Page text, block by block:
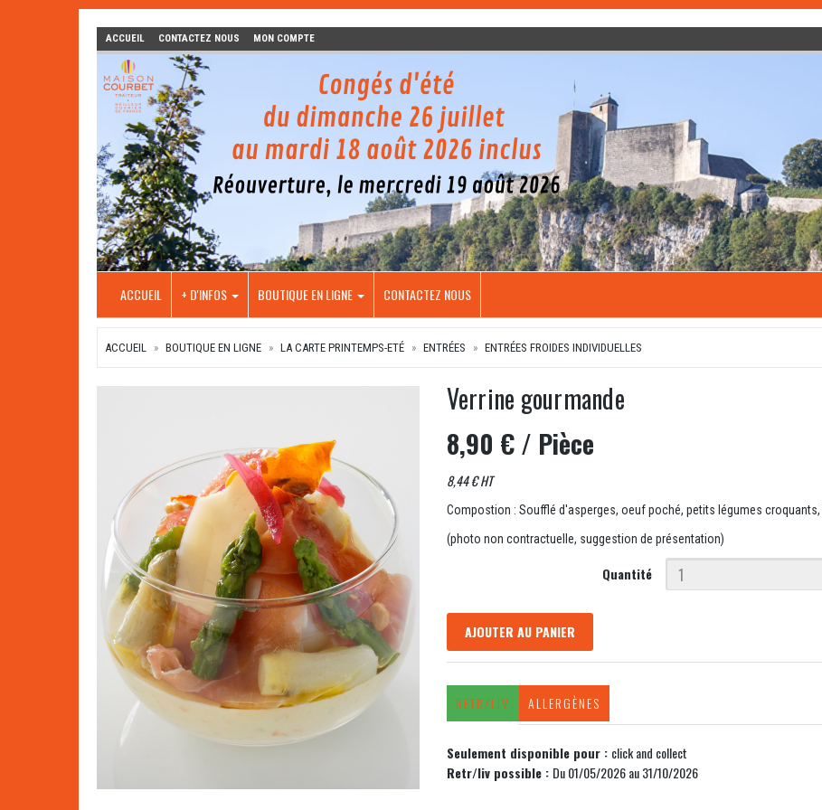
ACCUEIL CONTACTEZ NOUS MON COMPTE
ACCUEIL + D'INFOS BOUTIQUE EN LIGNE CONTACTEZ NOUS
ACCUEIL BOUTIQUE EN LIGNE LA CARTE PRINTEMPS-ETÉ ENTRÉES ENTRÉES FROIDES INDIVIDUELLES
Verrine gourmande
8,90 €/ Pièce
8,44 € HT
Compostion : Soufflé d'asperges, oeuf poché, petits légumes
(photo non contractuelle, suggestion de présentation)
Quantité
AJOUTER AU PANIER
RETR/LIV ALLERGÈNES
Seulement disponible pour : click and collect
Retr/liv possible : Du 01/05/2026 au 31/10/2026